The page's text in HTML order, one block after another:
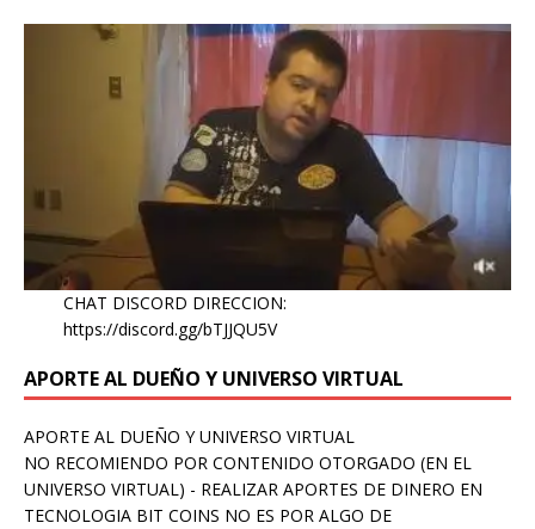
CHAT DISCORD DIRECCION:
https://discord.gg/bTJJQU5V
APORTE AL DUEÑO Y UNIVERSO VIRTUAL
APORTE AL DUEÑO Y UNIVERSO VIRTUAL
NO RECOMIENDO POR CONTENIDO OTORGADO (EN EL
UNIVERSO VIRTUAL) - REALIZAR APORTES DE DINERO EN
TECNOLOGIA BIT COINS NO ES POR ALGO DE